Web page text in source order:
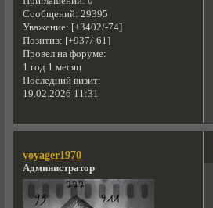
Сообщений: 29395
Уважение: [+3402/-74]
Позитив: [+937/-61]
Провел на форуме:
1 год 1 месяц
Последний визит:
19.02.2026 11:31
voyager1970
Администратор